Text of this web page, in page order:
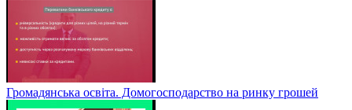
Громадянська освіта. Домогосподарство на ринку грошей